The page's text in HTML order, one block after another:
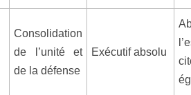
Consolidation
de l’unité et
de la défense
Exécutif absolu